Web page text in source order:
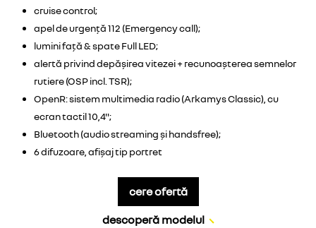
cruise control;
apel de urgență 112 (Emergency call);
lumini față & spate Full LED;
alertă privind depășirea vitezei + recunoașterea semnelor
rutiere (OSP incl. TSR);
OpenR: sistem multimedia radio (Arkamys Classic), cu
ecran tactil 10,4";
Bluetooth (audio streaming și handsfree);
6 difuzoare, afișaj tip portret
cere ofertă
descoperă modelul